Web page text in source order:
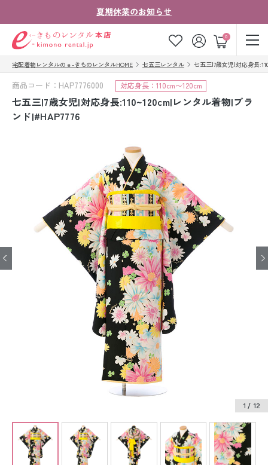
夏期休業のお知らせ
0
ゲスト
お気に入り ログイン カート
ご注文の流れ
会社案内
法人・グループの
お客様はこちら
着物の種類から探す
七五三レンタル
訪問着・付下げレンタル
ジュニア着物レンタル
ジュニア洋装レンタル
宅配着物レンタルのｅ-きものレンタルHOME 七五三レンタル 七五三|7歳女児|対応身長
商品コード：HAP7776000 対応身長：110cm〜120cm
七五三|7歳女児|対応身長:110~120cm|レンタル着物|ブラ
ンド|#HAP7776
1 / 12